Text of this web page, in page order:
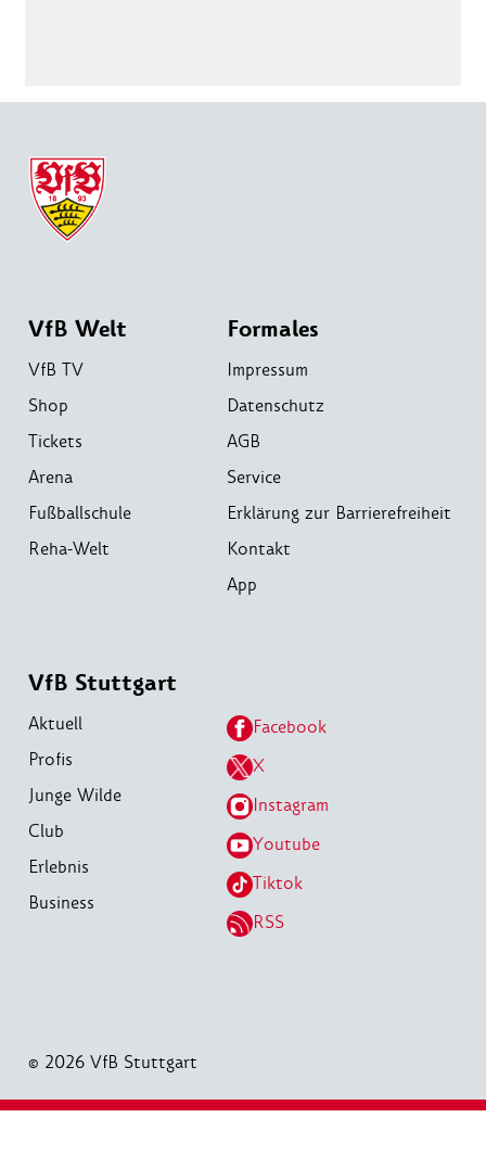
VfB Welt
VfB TV
Shop
Tickets
Arena
Fußballschule
Reha-Welt
Formales
Impressum
Datenschutz
AGB
Service
Erklärung zur Barrierefreiheit
Kontakt
App
VfB Stuttgart
Aktuell
Profis
Junge Wilde
Club
Erlebnis
Business
Facebook
X
Instagram
Youtube
Tiktok
RSS
© 2026 VfB Stuttgart